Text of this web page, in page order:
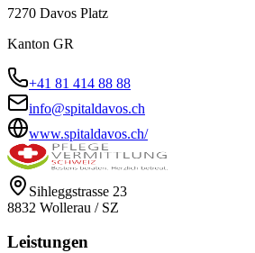
7270 Davos Platz
Kanton GR
+41 81 414 88 88
info@spitaldavos.ch
www.spitaldavos.ch/
Sihleggstrasse 23
8832 Wollerau / SZ
Leistungen